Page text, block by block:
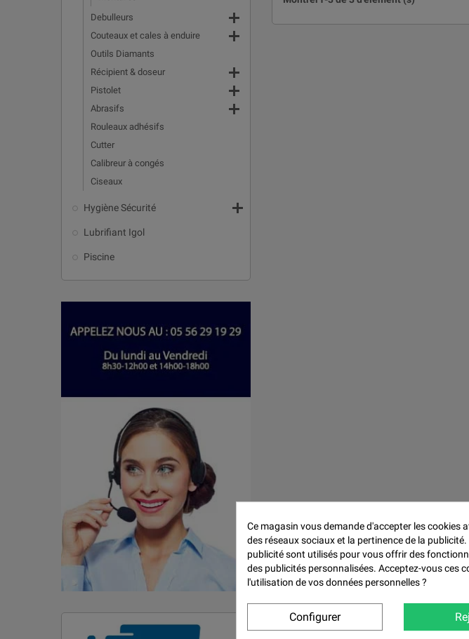
Debulleurs

Couteaux et cales à enduire 
Outils Diamants
Récipient & doseur

Pistolet 
Abrasifs 
Rouleaux adhésifs
Cutter
Calibreur à congés
Ciseaux
Hygiène Sécurité 
Lubrifiant Igol
Piscine
Ce magasin vous demande d'accepter les
des réseaux sociaux et la pertinence de la
publicité sont utilisés pour vous offrir des
des publicités personnalisées. Acceptez-vous ces
l'utilisation de vos données personnelles ?
Configurer